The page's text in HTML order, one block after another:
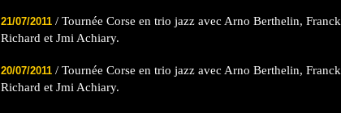
21/07/2011/ Tournée Corse en trio jazz avec Arno Berthelin, Franck
Richard et Jmi Achiary.
20/07/2011/ Tournée Corse en trio jazz avec Arno Berthelin, Franck
Richard et Jmi Achiary.